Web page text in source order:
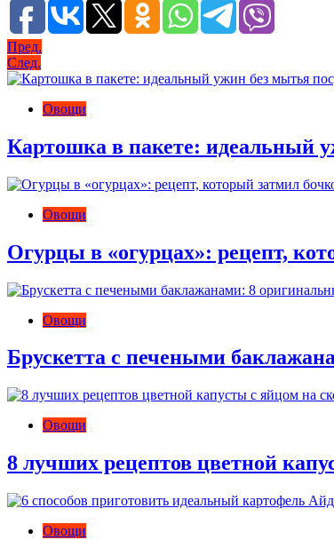
Навигация
по
записям
Пред.
След.
Овощи
Картошка в пакете: идеальный
Овощи
Огурцы в «огурцах»: рецепт,
Овощи
Брускетта с печеными
Овощи
8 лучших рецептов цветной
Овощи